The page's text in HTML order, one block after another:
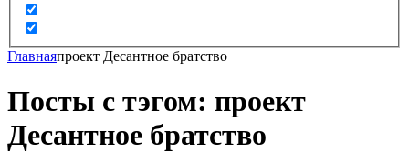
Главнаяпроект Десантное братство
Посты с тэгом: проект
Десантное братство